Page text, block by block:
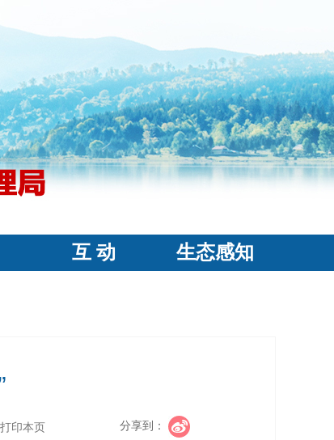
互 动 生态感知
打印本页 分享到：